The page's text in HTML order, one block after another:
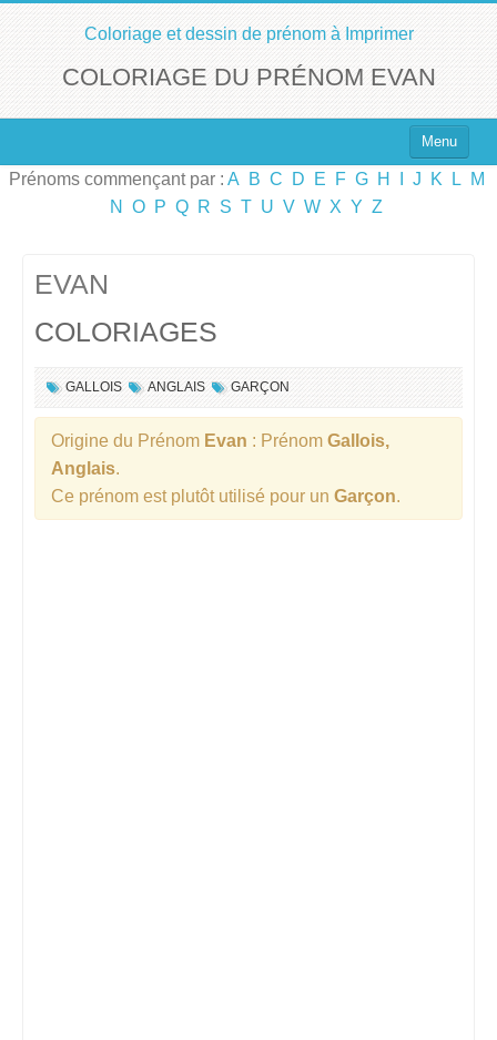
Coloriage et dessin de prénom à Imprimer
COLORIAGE DU PRÉNOM EVAN
Menu
Top 100 des Prénoms
Prénoms commençant par : A B C D E F G H J K L
M
N
O P Q R S T U V W X Y Z
EVAN
COLORIAGES
GALLOIS ANGLAIS GARÇON
Origine du Prénom Evan : Prénom Gallois,
Anglais.
Ce prénom est plutôt utilisé pour un Garçon.